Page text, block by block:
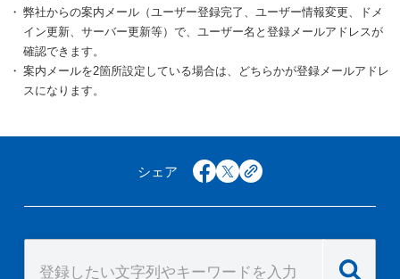
弊社からの案内メール（ユーザー登録完了、ユーザー情報変更、ドメ
イン更新、サーバー更新等）で、ユーザー名と登録メールアドレスが
確認できます。
案内メールを2箇所設定している場合は、どちらかが登録メールアドレ
スになります。
シェア facebook
x copy